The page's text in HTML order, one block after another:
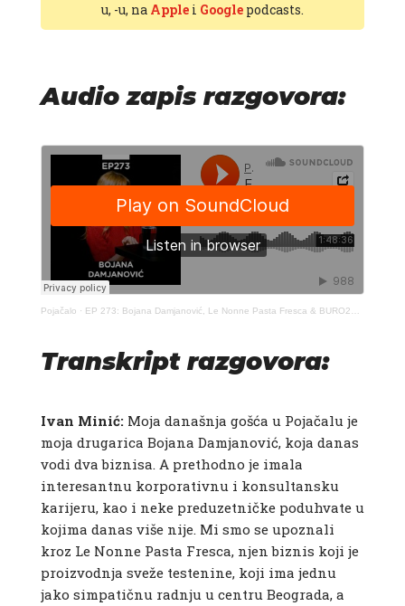
u, -u, na Applei Googlepodcasts.
Audio zapis razgovora:
Pojačalo · EP 273: Bojana Damjanović, Le Nonne Pasta Fresca & BURO247 – Pojačalo podcast
Transkript razgovora:
Ivan Minić:​ Moja današnja gošća u Pojačalu je
moja drugarica Bojana Damjanović, koja danas
vodi dva biznisa. A prethodno je imala
interesantnu korporativnu i konsultansku
karijeru, kao i neke preduzetničke poduhvate u
kojima danas više nije. Mi smo se upoznali
kroz Le Nonne Pasta Fresca, njen biznis koji je
proizvodnja sveže testenine, koji ima jednu
jako simpatičnu radnju u centru Beograda, a